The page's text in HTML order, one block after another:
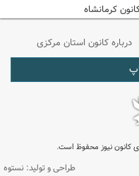
درباره کانون استان مرکزی
کانون نیوز محفوظ است.
طراحی و تولید: نستوه